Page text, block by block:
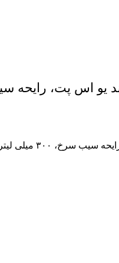
رایحه سیب سرخ، ۳۰۰
۳۰۰ میلی لیتر